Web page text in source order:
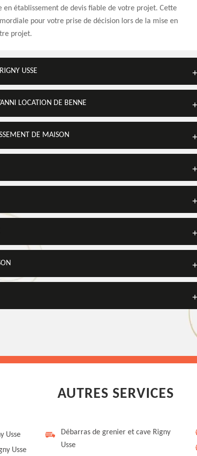
en établissement de devis fiable de votre projet. Cette
pour votre prise de décision lors de la mise en
projet.
USSE
LOCATION DE BENNE
DE MAISON
AUTRES SERVICES
Usse
Usse
Débarras de grenier et cave Rigny
Usse